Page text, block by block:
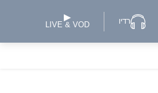
רדיו LIVE & VOD